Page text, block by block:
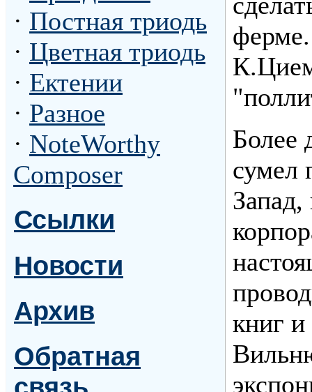
· Постная триодь
· Цветная триодь
· Ектении
· Разное
· NoteWorthy
Composer
Ссылки
Новости
Архив
Обратная
Более
сумел
книг и